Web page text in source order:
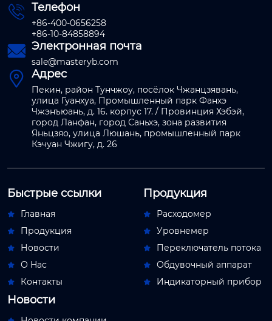
 Телефон
+86-400-0656258
+86-10-84858894
 Электронная почта
sale@masteryb.com
 Адрес
Пекин, район Тунчжоу, посёлок Чжанцзявань,
улица Гуанхуа, Промышленный парк Фанхэ
Чжэнъюань, д. 16. корпус 17. / Провинция Хэбэй,
город Ланфан, город Саньхэ, зона развития
Яньцзяо, улица Люшань, промышленный парк
Кэчуан Чжигу, д. 26
Быстрые ссылки
 Главная
 Продукция
 Новости
 О Hас
 Контакты
Продукция
 Расходомер
 Уровнемер
 Переключатель потока
 Обдувочный аппарат
 Индикаторный прибор
Новости